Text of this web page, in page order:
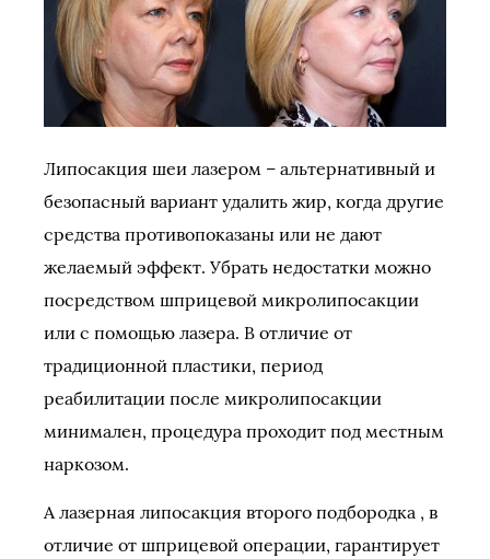
Липосакция шеи лазером – альтернативный и
безопасный вариант удалить жир, когда другие
средства противопоказаны или не дают
желаемый эффект. Убрать недостатки можно
посредством шприцевой микролипосакции
или с помощью лазера. В отличие от
традиционной пластики, период
реабилитации после микролипосакции
минимален, процедура проходит под местным
наркозом.
А лазерная липосакция второго подбородка , в
отличие от шприцевой операции, гарантирует